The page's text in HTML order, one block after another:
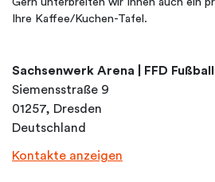
Ihre Kaffee/Kuchen-Tafel.
Sachsenwerk Arena | FFD
Siemensstraße 9
01257, Dresden
Deutschland
Kontakte anzeigen